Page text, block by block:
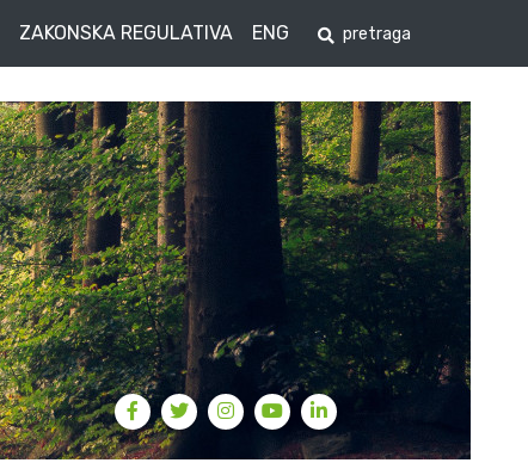
ZAKONSKA REGULATIVA ENG